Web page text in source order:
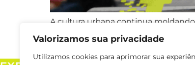
Valorizamos sua privacidade
Utilizamos cookies para aprimorar sua
A cultura urbana continua
Estampas ousadas, referências
Neste post, você vai descobrir